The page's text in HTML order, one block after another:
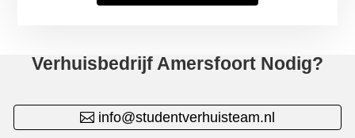
Verhuisbedrijf Amersfoort Nodig?
info@studentverhuisteam.nl